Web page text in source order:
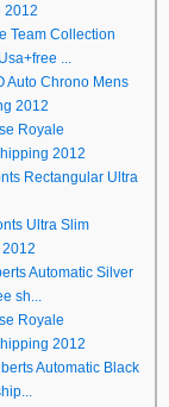
2012
Team Collection
...
Auto Chrono Mens
2012
Royale
2012
Rectangular Ultra
Ultra Slim
Automatic Silver
sh...
Royale
2012
Automatic Black